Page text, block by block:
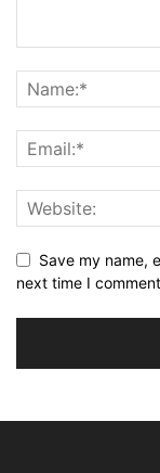
Save my name,
next time I